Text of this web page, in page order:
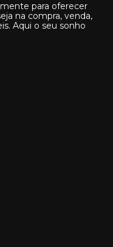
para oferecer
na compra, venda,
Aqui o seu sonho